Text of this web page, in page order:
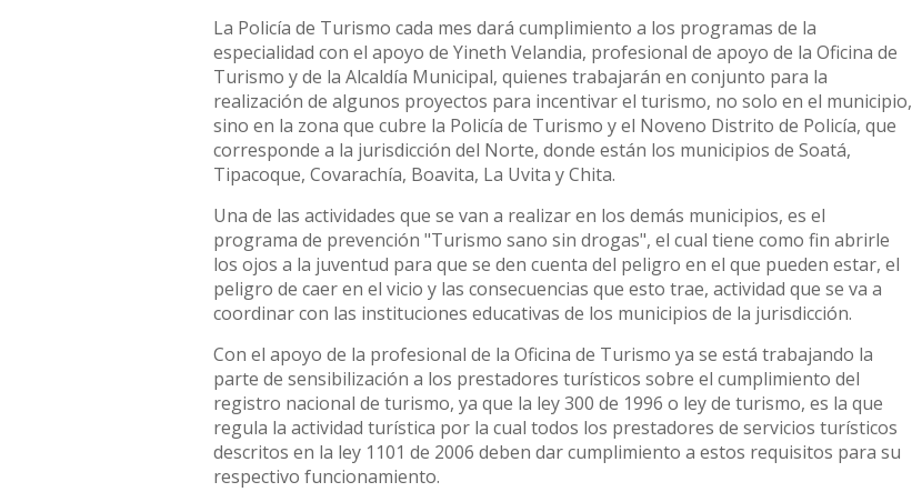
La Policía de Turismo cada mes dará cumplimiento a los programas de la
especialidad con el apoyo de Yineth Velandia, profesional de apoyo de la Oficina de
Turismo y de la Alcaldía Municipal, quienes trabajarán en conjunto para la
realización de algunos proyectos para incentivar el turismo, no solo en el municipio,
sino en la zona que cubre la Policía de Turismo y el Noveno Distrito de Policía, que
corresponde a la jurisdicción del Norte, donde están los municipios de Soatá,
Tipacoque, Covarachía, Boavita, La Uvita y Chita.
Una de las actividades que se van a realizar en los demás municipios, es el
programa de prevención "Turismo sano sin drogas", el cual tiene como fin abrirle
los ojos a la juventud para que se den cuenta del peligro en el que pueden estar, el
peligro de caer en el vicio y las consecuencias que esto trae, actividad que se va a
coordinar con las instituciones educativas de los municipios de la jurisdicción.
Con el apoyo de la profesional de la Oficina de Turismo ya se está trabajando la
parte de sensibilización a los prestadores turísticos sobre el cumplimiento del
registro nacional de turismo, ya que la ley 300 de 1996 o ley de turismo, es la que
regula la actividad turística por la cual todos los prestadores de servicios turísticos
descritos en la ley 1101 de 2006 deben dar cumplimiento a estos requisitos para su
respectivo funcionamiento.